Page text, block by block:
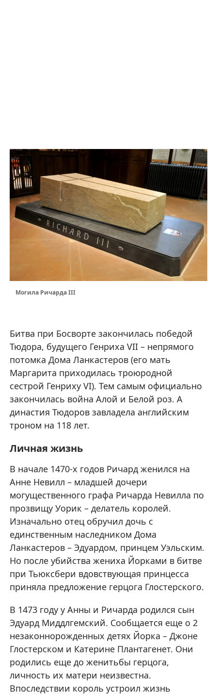
Могила Ричарда III
Битва при Босворте закончилась победой
Тюдора, будущего Генриха VII – непрямого
потомка Дома Ланкастеров (его мать
Маргарита приходилась троюродной
сестрой Генриху VI). Тем самым официально
закончилась война Алой и Белой роз. А
династия Тюдоров завладела английским
троном на 118 лет.
Личная жизнь
В начале 1470-х годов Ричард женился на
Анне Невилл – младшей дочери
могущественного графа Ричарда Невилла по
прозвищу Уорик – делатель королей.
Изначально отец обручил дочь с
единственным наследником Дома
Ланкастеров – Эдуардом, принцем Уэльским.
Но после убийства жениха Йорками в битве
при Тьюксбери вдовствующая принцесса
приняла предложение герцога Глостерского.
В 1473 году у Анны и Ричарда родился сын
Эдуард Миддлгемский. Сообщается еще о 2
незаконнорожденных детях Йорка – Джоне
Глостерском и Катерине Плантагенет. Они
родились еще до женитьбы герцога,
личность их матери неизвестна.
Впоследствии король устроил жизнь